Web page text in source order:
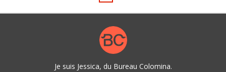
Je suis Jessica, du Bureau Colomina.